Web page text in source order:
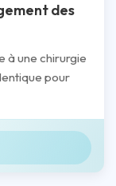
des
à une chirurgie
pour